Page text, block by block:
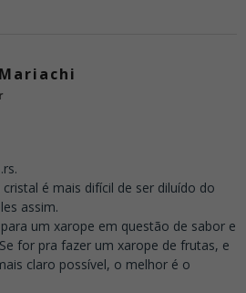
é mais difícil de ser diluído do
assim.
um xarope em questão de sabor e
for pra fazer um xarope de frutas, e
claro possível, o melhor é o